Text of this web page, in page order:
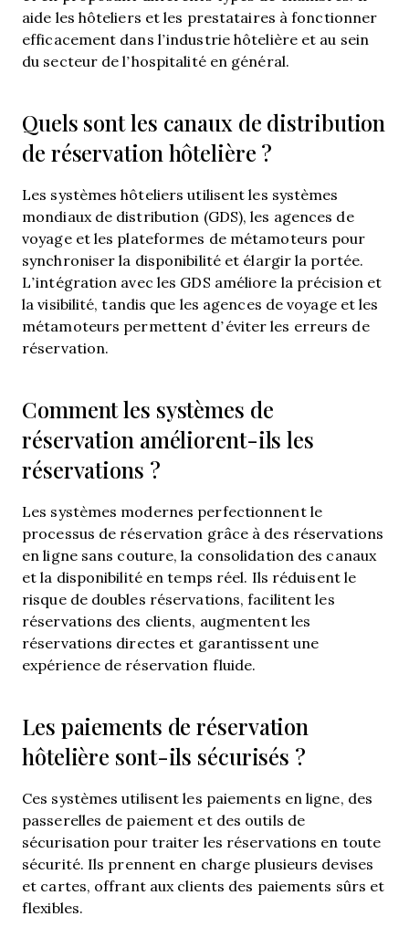
aide les hôteliers et les prestataires à fonctionner
efficacement dans l’industrie hôtelière et au sein
du secteur de l’hospitalité en général.
Quels sont les canaux de distribution
de réservation hôtelière ?
Les systèmes hôteliers utilisent les systèmes
mondiaux de distribution (GDS), les agences de
voyage et les plateformes de métamoteurs pour
synchroniser la disponibilité et élargir la portée.
L’intégration avec les GDS améliore la précision et
la visibilité, tandis que les agences de voyage et les
métamoteurs permettent d’éviter les erreurs de
réservation.
Comment les systèmes de
réservation améliorent-ils les
réservations ?
Les systèmes modernes perfectionnent le
processus de réservation grâce à des réservations
en ligne sans couture, la consolidation des canaux
et la disponibilité en temps réel. Ils réduisent le
risque de doubles réservations, facilitent les
réservations des clients, augmentent les
réservations directes et garantissent une
expérience de réservation fluide.
Les paiements de réservation
hôtelière sont-ils sécurisés ?
Ces systèmes utilisent les paiements en ligne, des
passerelles de paiement et des outils de
sécurisation pour traiter les réservations en toute
sécurité. Ils prennent en charge plusieurs devises
et cartes, offrant aux clients des paiements sûrs et
flexibles.